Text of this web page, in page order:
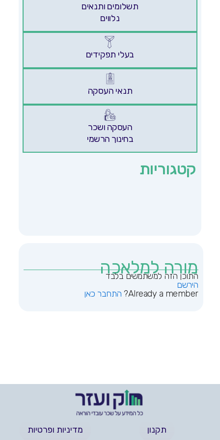
קטגוריות
תשלומים ותנאים
נלווים
בעלי תפקידים
תנאי העסקה
העסקה ושכר
בחינוך הרשמי
מורה למלאכה
הירשם
Already a member?
התחבר כאן
תקנון מדיניות ופרטיות